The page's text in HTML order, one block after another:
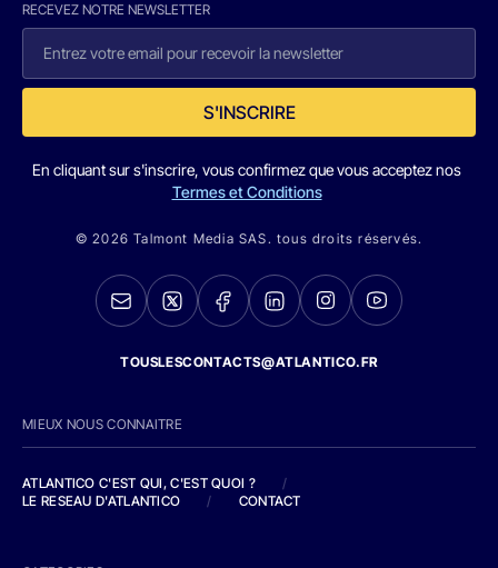
RECEVEZ NOTRE NEWSLETTER
S'INSCRIRE
En cliquant sur s'inscrire, vous confirmez que vous acceptez nos
Termes et Conditions
© 2026 Talmont Media SAS. tous droits réservés.
TOUSLESCONTACTS@ATLANTICO.FR
MIEUX NOUS CONNAITRE
ATLANTICO C'EST QUI, C'EST QUOI ?
/
LE RESEAU D'ATLANTICO
/ CONTACT